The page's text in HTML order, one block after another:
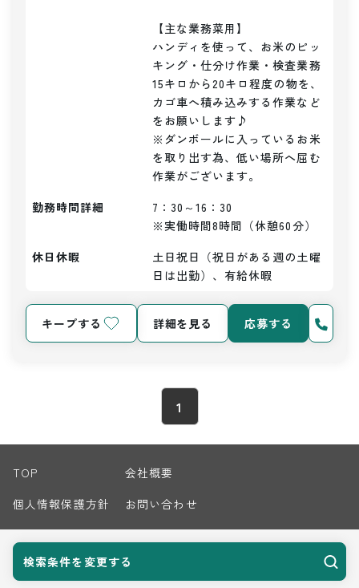
検索条件を変更する
【主な業務菜用】
ハンディを使って、お米のピッ
キング・仕分け作業・検査業務
15キロから20キロ程度の物を、
カゴ車へ積み込みする作業など
をお願いします♪
※ダンボールに入っているお米
を取り出す為、低い場所へ屈む
作業がございます。
勤務時間詳細
7：30～16：30
※実働時間8時間（休憩60分）
休日休暇
土日祝日（祝日がある週の土曜
日は出勤）、有給休暇
キープする 詳細を見る 応募する
1
TOP
会社概要
個人情報保護方針
お問い合わせ
© 2026 Harvest Biz Career.inc All Rights Reserved.